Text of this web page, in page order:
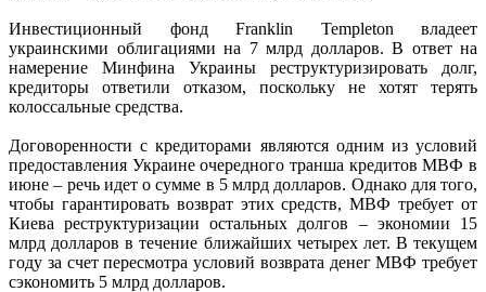
Инвестиционный фонд Franklin Templeton владеет
украинскими облигациями на 7 млрд долларов. В ответ на
намерение Минфина Украины реструктуризировать долг,
кредиторы ответили отказом, поскольку не хотят терять
колоссальные средства.
Договоренности с кредиторами являются одним из условий
предоставления Украине очередного транша кредитов МВФ в
июне – речь идет о сумме в 5 млрд долларов. Однако для того,
чтобы гарантировать возврат этих средств, МВФ требует от
Киева реструктуризации остальных долгов – экономии 15
млрд долларов в течение ближайших четырех лет. В текущем
году за счет пересмотра условий возврата денег МВФ требует
сэкономить 5 млрд долларов.